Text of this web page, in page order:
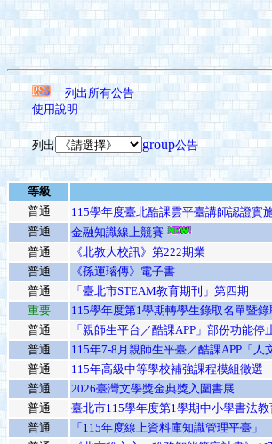
列出所有公告
使用說明
列出 group公告
等級
普通
115學年度臺北酷課雲平臺講師認證實
普通
金融知識線上競賽
普通
《北教大校訊》第222期業
普通
《孫運璿傳》電子書
普通
「臺北市STEAM教育期刊」第四期
重要
115學年度第1學期轉學生錄取名單暨
普通
「親師生平台／酷課APP」部份功能停
普通
115年7-8月親師生平臺／酷課APP「人
普通
115年高級中等學校補強課程模組徵選
普通
2026臺灣文學獎金典獎入圍書展
普通
臺北市115學年度第1學期中小學書法
普通
「115年度線上資料庫知識管理平臺」